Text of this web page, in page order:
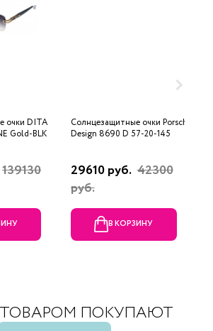
очки DITA
Gold-BLK
139130
Солнцезащитные очки Porsche
Design 8690 D 57-20-145
29610 руб. 42300
руб.
В КОРЗИНУ
ПОКУПАЮТ